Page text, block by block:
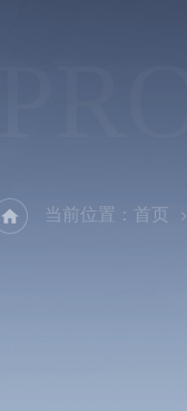
当前位置： 首页